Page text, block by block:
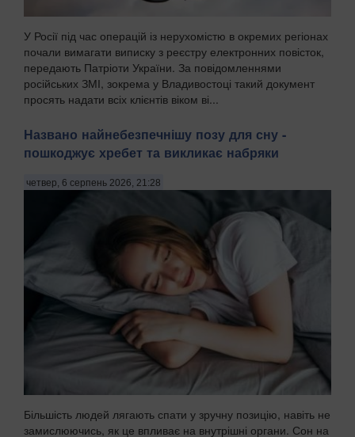
У Росії під час операцій із нерухомістю в окремих регіонах
почали вимагати виписку з реєстру електронних повісток,
передають Патріоти України. За повідомленнями
російських ЗМІ, зокрема у Владивостоці такий документ
просять надати всіх клієнтів віком ві...
Названо найнебезпечнішу позу для сну -
пошкоджує хребет та викликає набряки
четвер, 6 серпень 2026, 21:28
Більшість людей лягають спати у зручну позицію, навіть не
замислюючись, як це впливає на внутрішні органи. Сон на